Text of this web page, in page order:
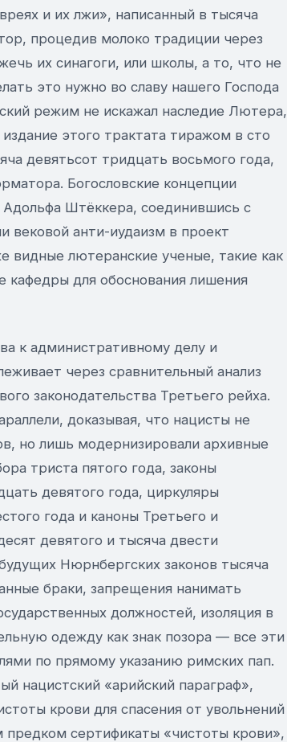
и их лжи», написанный в тысяча
процедив молоко традиции через
их синагоги, или школы, а то, что не
это нужно во славу нашего Господа
режим не искажал наследие Лютера,
этого трактата тиражом в сто
девятьсот тридцать восьмого года,
Богословские концепции
Штёккера, соединившись с
вековой анти-иудаизм в проект
видные лютеранские ученые, такие как
кафедры для обоснования лишения
к административному делу и
через сравнительный анализ
законодательства Третьего рейха.
доказывая, что нацисты не
но лишь модернизировали архивные
триста пятого года, законы
девятого года, циркуляры
года и каноны Третьего и
девятого и тысяча двести
Нюрнбергских законов тысяча
браки, запрещения нанимать
должностей, изоляция в
одежду как знак позора — все эти
по прямому указанию римских пап.
нацистский «арийский параграф»,
крови для спасения от увольнений
сертификаты «чистоты крови»,